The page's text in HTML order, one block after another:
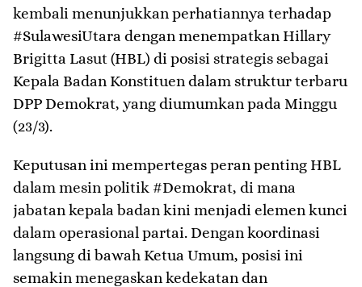
kembali menunjukkan perhatiannya terhadap
#SulawesiUtara dengan menempatkan Hillary
Brigitta Lasut (HBL) di posisi strategis sebagai
Kepala Badan Konstituen dalam struktur terbaru
DPP Demokrat, yang diumumkan pada Minggu
(23/3).
Keputusan ini mempertegas peran penting HBL
dalam mesin politik #Demokrat, di mana
jabatan kepala badan kini menjadi elemen kunci
dalam operasional partai. Dengan koordinasi
langsung di bawah Ketua Umum, posisi ini
semakin menegaskan kedekatan dan